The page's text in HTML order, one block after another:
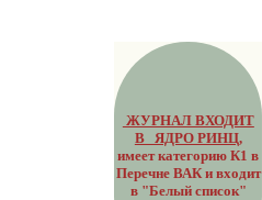
ЖУРНАЛ ВХОДИТ
В ЯДРО РИНЦ,
имеет категорию К1 в
Перечне ВАК и входит
в "Белый список"